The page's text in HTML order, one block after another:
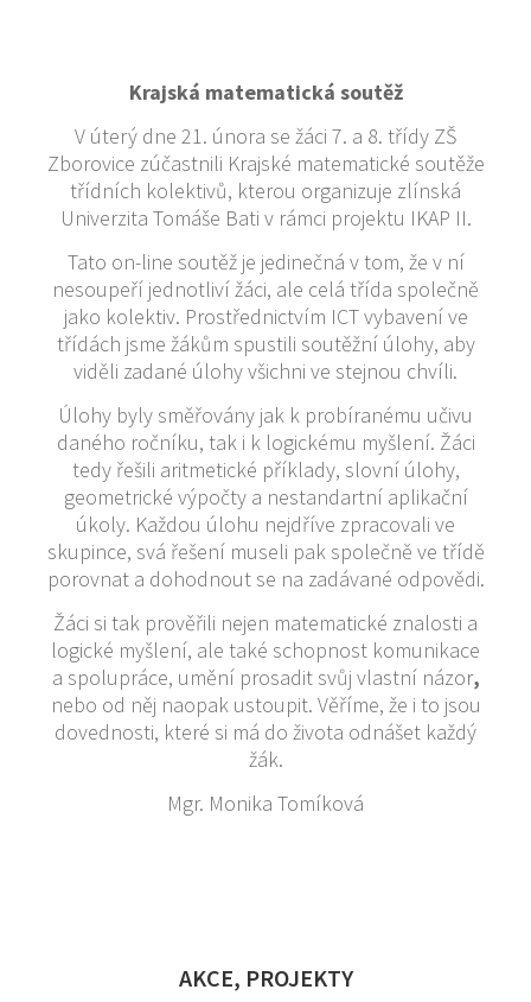
Krajská matematická soutěž
V úterý dne 21. února se žáci 7. a 8. třídy ZŠ
Zborovice zúčastnili Krajské matematické soutěže
třídních kolektivů, kterou organizuje zlínská
Univerzita Tomáše Bati v rámci projektu IKAP II.
Tato on-line soutěž je jedinečná v tom, že v ní
nesoupeří jednotliví žáci, ale celá třída společně
jako kolektiv. Prostřednictvím ICT vybavení ve
třídách jsme žákům spustili soutěžní úlohy, aby
viděli zadané úlohy všichni ve stejnou chvíli.
Úlohy byly směřovány jak k probíranému učivu
daného ročníku, tak i k logickému myšlení. Žáci
tedy řešili aritmetické příklady, slovní úlohy,
geometrické výpočty a nestandartní aplikační
úkoly. Každou úlohu nejdříve zpracovali ve
skupince, svá řešení museli pak společně ve třídě
porovnat a dohodnout se na zadávané odpovědi.
Žáci si tak prověřili nejen matematické znalosti a
logické myšlení, ale také schopnost komunikace
a spolupráce, umění prosadit svůj vlastní názor,
nebo od něj naopak ustoupit. Věříme, že i to jsou
dovednosti, které si má do života odnášet každý
žák.
Mgr. Monika Tomíková
AKCE, PROJEKTY